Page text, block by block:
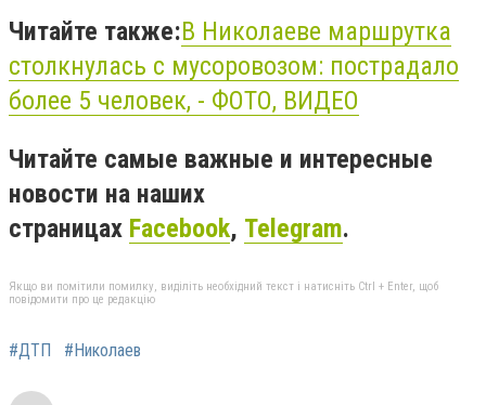
Читайте также:В Николаеве маршрутка
столкнулась с мусоровозом: пострадало
более 5 человек, - ФОТО, ВИДЕО
Читайте самые важные и интересные
новости на наших
страницах Facebook, Telegram.
Якщо ви помітили помилку, виділіть необхідний текст і натисніть Ctrl + Enter, щоб
повідомити про це редакцію
#ДТП #Николаев